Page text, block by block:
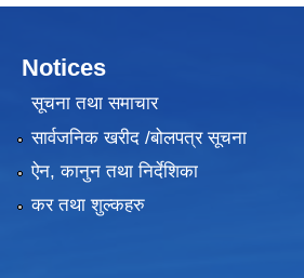
Notices
सूचना तथा समाचार
सार्वजनिक खरीद /बोलपत्र सूचना
ऐन, कानुन तथा निर्देशिका
कर तथा शुल्कहरु